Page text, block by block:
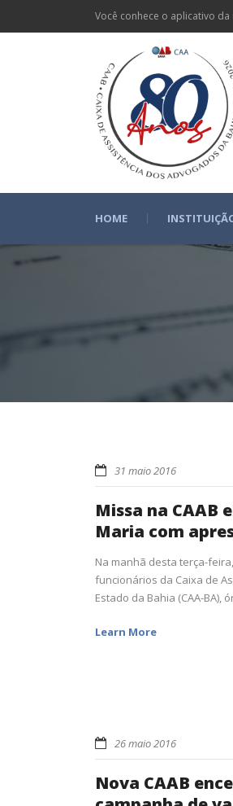
Você conhece o aplicativo da
HOME
31 maio 2016
Missa na CAAB
Maria com
Na manhã desta terça-
funcionários da Caixa de
Estado da Bahia (CAA-BA),
Learn More
26 maio 2016
Nova CAAB